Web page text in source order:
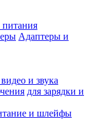
Адаптеры и
и звука
для зарядки и
и шлейфы